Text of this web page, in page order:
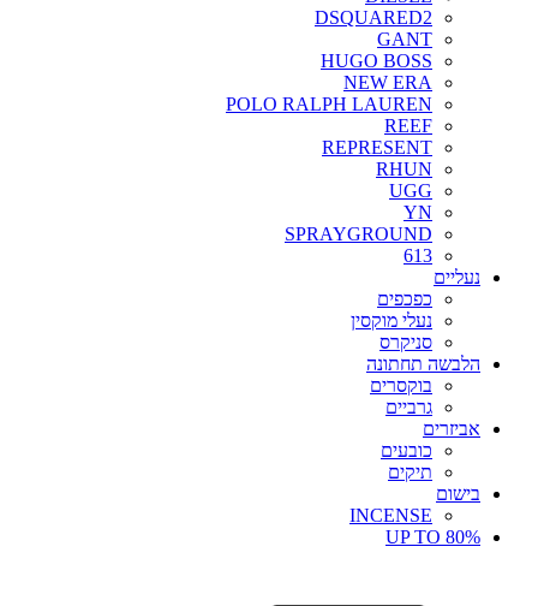
DSQUARED2
GANT
HUGO BOSS
NEW ERA
POLO RALPH LAUREN
REEF
REPRESENT
RHUN
UGG
YN
SPRAYGROUND
613
נעליים
כפכפים
נעלי מוקסין
סניקרס
הלבשה תחתונה
בוקסרים
גרביים
אביזרים
כובעים
תיקים
בישום
INCENSE
UP TO 80%